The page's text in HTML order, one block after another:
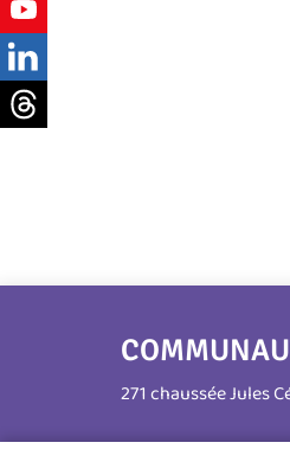
271 chaussée Jules